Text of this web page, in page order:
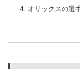
オリックスの選